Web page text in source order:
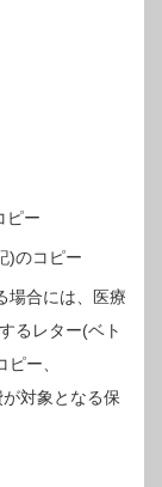
ピー
)のコピー
場合には、医療
るレター(ベト
ー、
対象となる保